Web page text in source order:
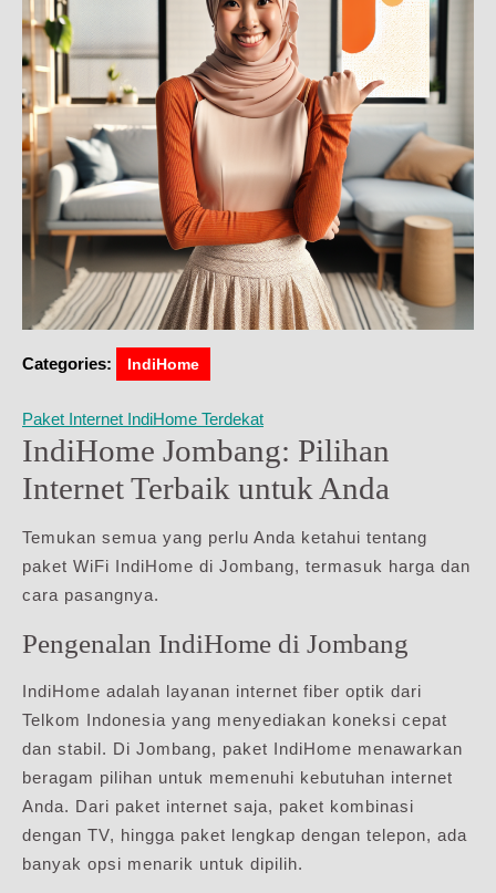
Categories: IndiHome
Paket Internet IndiHome Terdekat
IndiHome Jombang: Pilihan
Internet Terbaik untuk Anda
Temukan semua yang perlu Anda ketahui tentang
paket WiFi IndiHome di Jombang, termasuk harga dan
cara pasangnya.
Pengenalan IndiHome di Jombang
IndiHome adalah layanan internet fiber optik dari
Telkom Indonesia yang menyediakan koneksi cepat
dan stabil. Di Jombang, paket IndiHome menawarkan
beragam pilihan untuk memenuhi kebutuhan internet
Anda. Dari paket internet saja, paket kombinasi
dengan TV, hingga paket lengkap dengan telepon, ada
banyak opsi menarik untuk dipilih.